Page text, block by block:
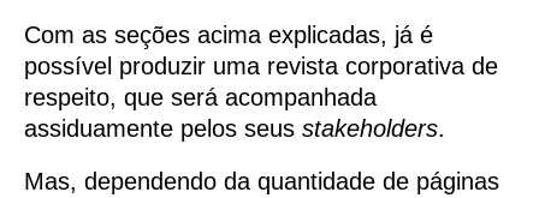
Com as seções acima explicadas, já é
possível produzir uma revista corporativa de
respeito, que será acompanhada
assiduamente pelos seus stakeholders.
Mas, dependendo da quantidade de páginas